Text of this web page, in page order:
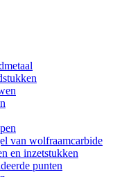
van wolfraamcarbide
en inzetstukken
punten